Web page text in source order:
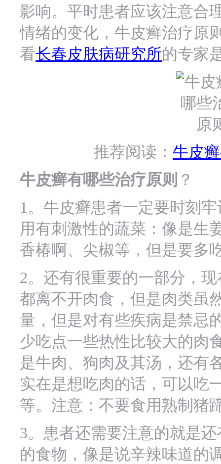
影响。平时患者应该注意合
情绪的变化，牛皮癣治疗原
看长春皮肤病研究所的专家
推荐阅读： 牛皮
牛皮癣有哪些治疗原则 ？
1。牛皮癣患者一定要时刻
用有刺激性的蔬菜：像是生
香椿啊、尖椒等，但是要多
2。还有很重要的一部分，
都离不开肉食，但是肉类虽
量，但是对有些疾病是禁忌
少吃点一些热性比较大的肉
是牛肉、狗肉及其汤，还有
实在是想吃肉的话，可以吃
等。注意：不要食用熟制猪
3。患者还需要注意的就是
的食物，像是说辛辣味道的